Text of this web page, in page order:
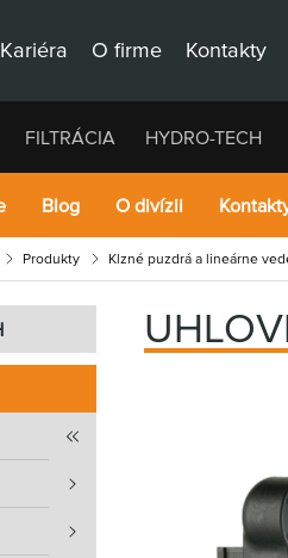
Kariéra O firme Kontakty
FILTRÁCIA HYDRO-TECH
Blog O divízii
Produkty Klzné puzdrá a lineárne